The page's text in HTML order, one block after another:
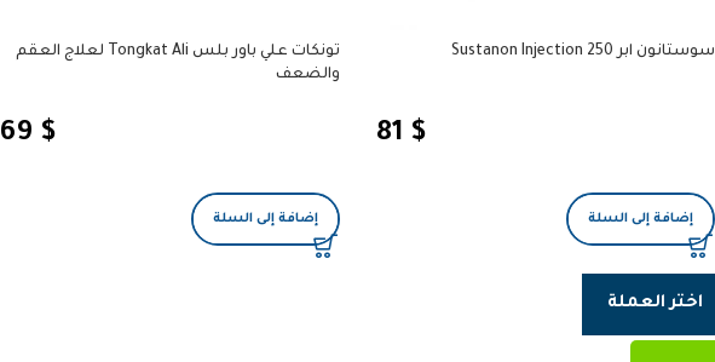
سوستانون ابر Sustanon Injection 250
81 $
إضافة إلى السلة
تونكات علي باور بلس Tongkat Ali لعلاج العقم
والضعف
69 $
إضافة إلى السلة
اختر العملة